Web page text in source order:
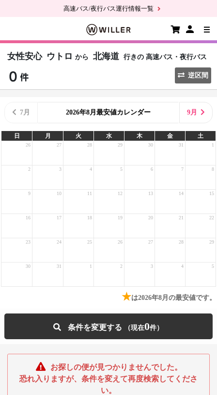
高速バス/夜行バス運行情報一覧
女性安心 ウトロ から 北海道 行きの 高速バス・夜行バス
逆区間
7月 2026年8月最安値カレンダー 9月
日 月 火 水 木 金 土
26 27 28 29 30 31 1
2 3 4 5 6 7 8
9 10 11 12 13 14 15
16 17 18 19 20 21 22
23 24 25 26 27 28 29
30 31 1 2 3 4 5
★は2026年8月の最安値です。
条件を変更する 0
お探しの便が見つかりませんでした。
恐れ入りますが、条件を変えて再度検索してくださ
い。